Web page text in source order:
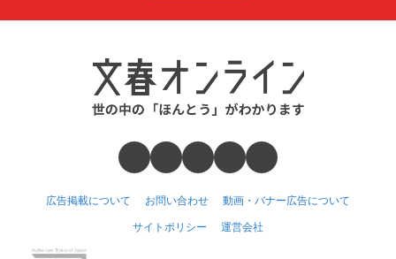
広告掲載について お問い合わせ 動画・バナー広告について
サイトポリシー 運営会社